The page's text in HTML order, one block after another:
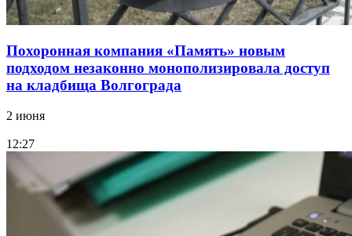
Похоронная компания «Память» новым
подходом незаконно монополизировала доступ
на кладбища Волгограда
2 июня
12:27